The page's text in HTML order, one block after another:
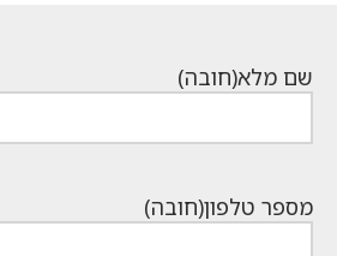
שם מלא(חובה)
מספר טלפון(חובה)